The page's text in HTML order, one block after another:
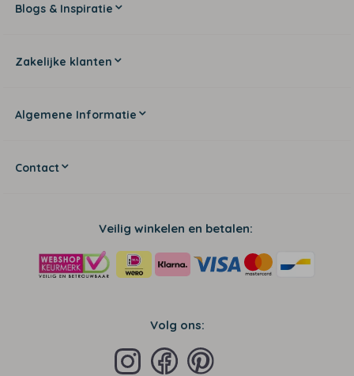
Blogs & Inspiratie
Zakelijke klanten
Algemene Informatie
Contact
Veilig winkelen en betalen:
Volg ons: